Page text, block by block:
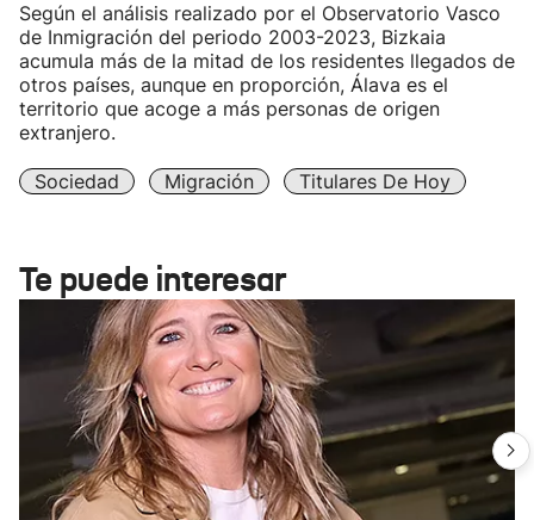
Según el análisis realizado por el Observatorio Vasco
de Inmigración del periodo 2003-2023, Bizkaia
acumula más de la mitad de los residentes llegados de
otros países, aunque en proporción, Álava es el
territorio que acoge a más personas de origen
extranjero.
Sociedad Migración Titulares De Hoy
Te puede interesar